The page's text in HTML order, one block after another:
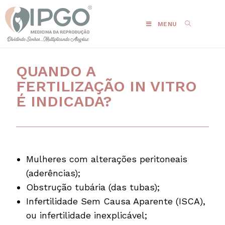
MENU
QUANDO A
FERTILIZAÇÃO IN VITRO
É INDICADA?
Mulheres com alterações peritoneais
(aderências);
Obstrução tubária (das tubas);
Infertilidade Sem Causa Aparente (ISCA),
ou infertilidade inexplicável;